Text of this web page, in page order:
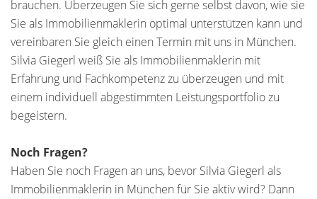
brauchen. Überzeugen Sie sich gerne selbst davon, wie sie
Sie als Immobilienmaklerin optimal unterstützen kann und
vereinbaren Sie gleich einen Termin mit uns in München.
Silvia Giegerl weiß Sie als Immobilienmaklerin mit
Erfahrung und Fachkompetenz zu überzeugen und mit
einem individuell abgestimmten Leistungsportfolio zu
begeistern.
Noch Fragen?
Haben Sie noch Fragen an uns, bevor Silvia Giegerl als
Immobilienmaklerin in München für Sie aktiv wird? Dann